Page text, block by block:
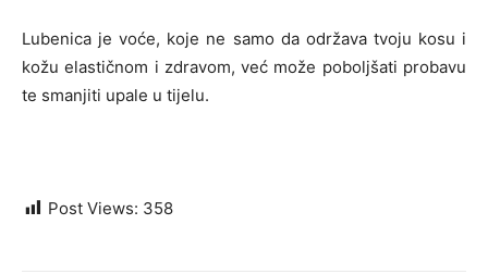
Lubenica je voće, koje ne samo da održava tvoju kosu i
kožu elastičnom i zdravom, već može poboljšati probavu
te smanjiti upale u tijelu.
Post Views: 358